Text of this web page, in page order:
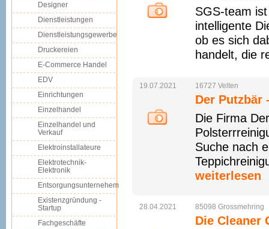
SGS-team
intelligente
ob es sich
handelt, die
19.07.2021 16727 Velten
Der Putzbär
Die Firma
Suche nach
weiterlesen
28.04.2021 85098 Grossmehring
Die Cleaner
Designer
Dienstleistungen
Dienstleistungsgewerbe
Druckereien
E-Commerce Handel
EDV
Einrichtungen
Einzelhandel
Einzelhandel und
Verkauf
Elektroinstallateure
Elektrotechnik-
Elektronik
Entsorgungsunternehem
Existenzgründung -
Startup
Fachgeschäfte